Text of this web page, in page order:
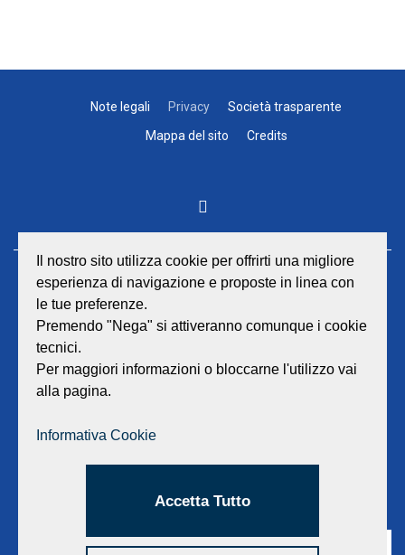
Note legali Privacy
Società trasparente
Mappa del sito
Credits
GEAT Srl
Sede legale e amministrativa:
Viale Lombardia 17 - 47838 Riccione
Capitale sociale euro 12.233.943,00 I.V.
E-mail:
Il nostro sito utilizza cookie per offrirti una migliore
esperienza di navigazione e proposte in linea con
le tue preferenze.
Premendo "Nega" si attiveranno comunque i cookie
tecnici.
Per maggiori informazioni o bloccarne l'utilizzo vai
alla pagina.
Informativa Cookie
Accetta Tutto